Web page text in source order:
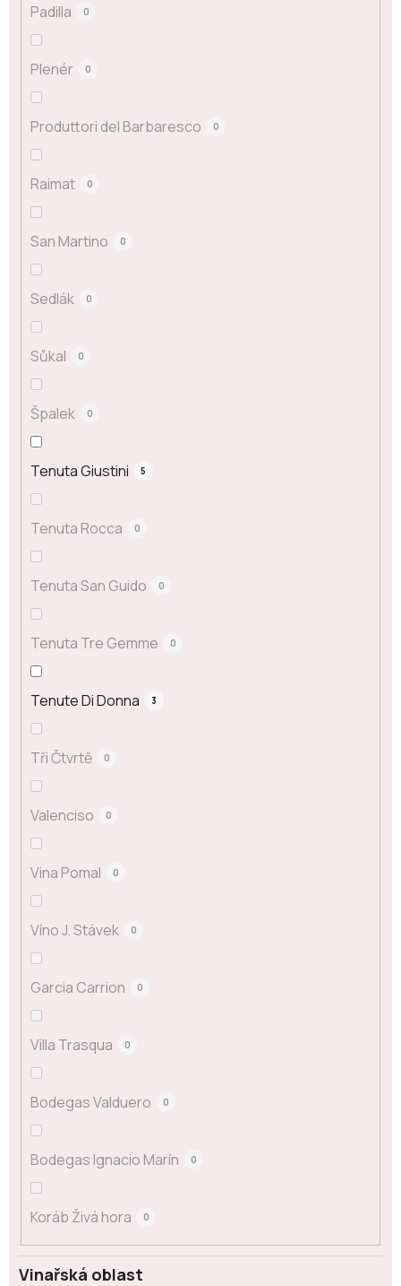
Padilla 0
Plenér 0
Produttori del Barbaresco 0
Raimat 0
San Martino 0
Sedlák 0
Sůkal 0
Špalek 0
Tenuta Giustini 5
Tenuta Rocca 0
Tenuta San Guido 0
Tenuta Tre Gemme 0
Tenute Di Donna 3
Tři Čtvrtě 0
Valenciso 0
Vina Pomal 0
Víno J. Stávek 0
Garcia Carrion 0
Villa Trasqua 0
Bodegas Valduero 0
Bodegas Ignacio Marín 0
Koráb Živá hora 0
Vinařská oblast